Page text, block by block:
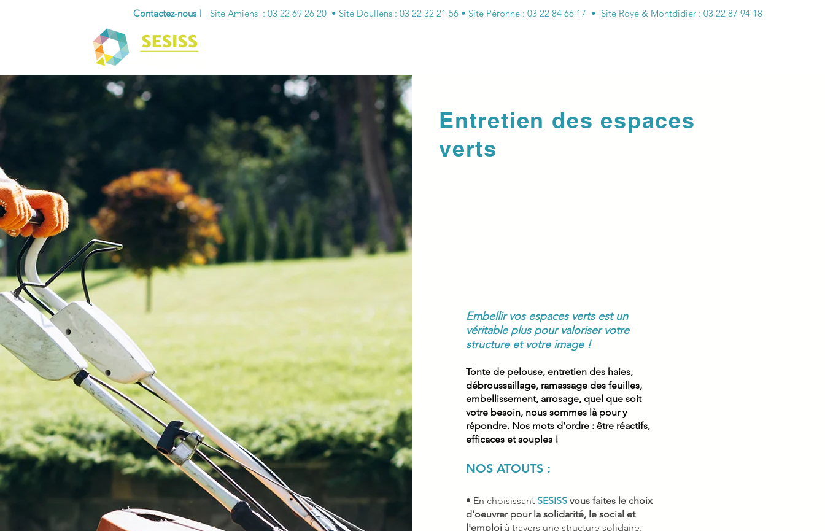
Contactez-nous ! Site Amiens : 03 22 69 26 20 • Site Doullens : 03 22 32 21 56 • Site Péronne : 03 22 84 66 17 • Site Roye & Montdidier : 03 22 87 94 18
Entretien des espaces
verts
Embellir vos espaces verts est un
véritable plus pour valoriser votre
structure et votre image !
Tonte de pelouse, entretien des haies,
débroussaillage, ramassage des feuilles,
embellissement, arrosage, quel que soit
votre besoin, nous sommes là pour y
répondre. Nos mots d’ordre : être réactifs,
efficaces et souples !
NOS ATOUTS :
• En choisissant SESISS vous faites le choix
d'oeuvrer pour la solidarité, le social et
l'emploi à travers une structure solidaire.